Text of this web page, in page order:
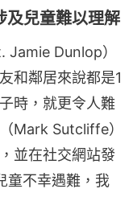
兒童難以理解
Jamie Dunlop）
和鄰居來說都是1
時，就更令人難
Mark Sutcliffe）
並在社交網站發
童不幸遇難，我